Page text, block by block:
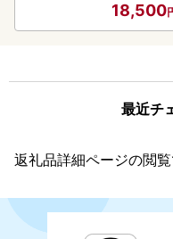
18,500
最近チ
返礼品詳細ページの閲